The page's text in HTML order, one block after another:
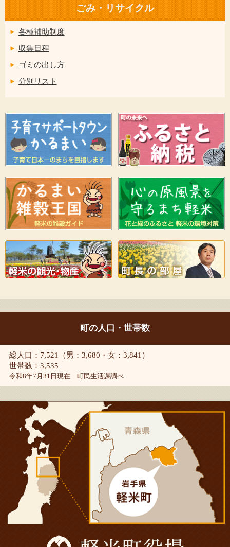
ごみ・リサイクル
各種補助制度
収集日程
ゴミの出し方
分別リスト
町の人口・世帯数
総人口：7,521（男：3,680・女：3,841）
世帯数：3,535
令和8年7月31日現在 町民生活課調べ